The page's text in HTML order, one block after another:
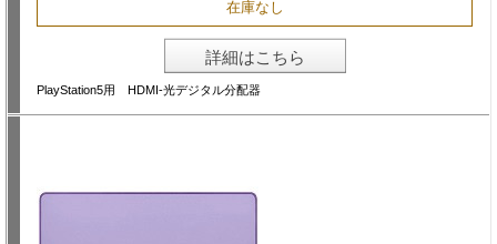
在庫なし
詳細はこちら
PlayStation5用 HDMI-光デジタル分配器